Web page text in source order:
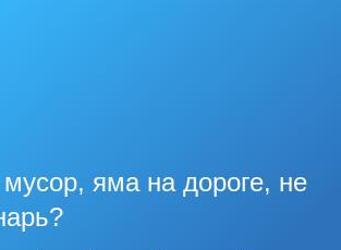
яма на дороге, не